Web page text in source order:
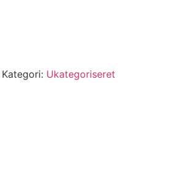
Kategori: Ukategoriseret